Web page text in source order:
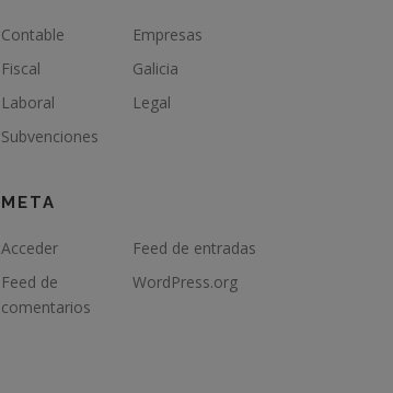
Contable
Empresas
Fiscal
Galicia
Laboral
Legal
Subvenciones
META
Acceder
Feed de entradas
Feed de
comentarios
WordPress.org